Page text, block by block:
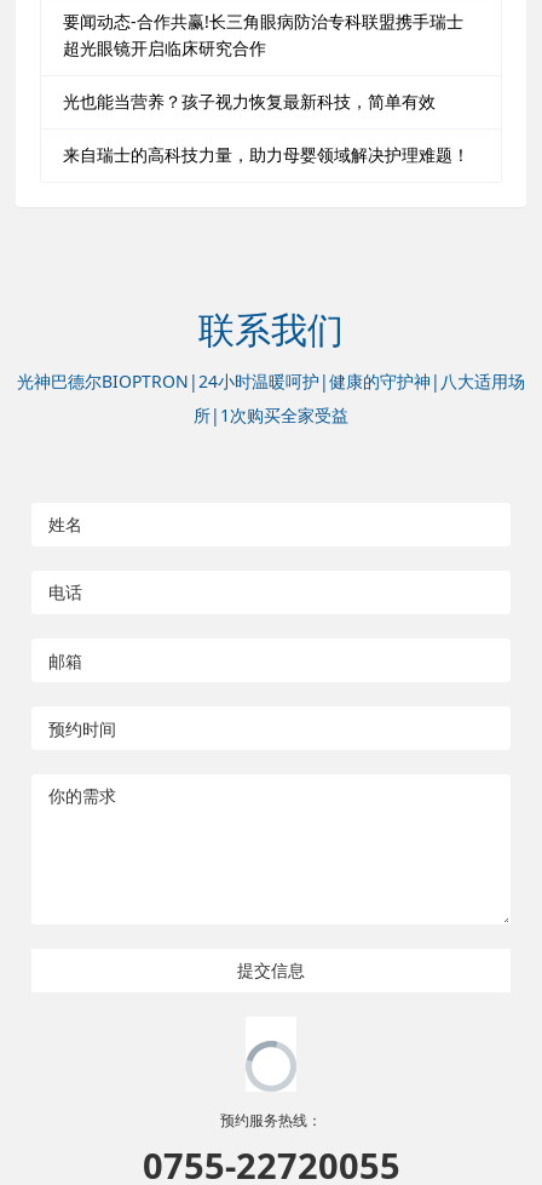
要闻动态-合作共赢!长三角眼病防治专科联盟携手瑞士
超光眼镜开启临床研究合作
光也能当营养？孩子视力恢复最新科技，简单有效
来自瑞士的高科技力量，助力母婴领域解决护理难题！
联系我们
光神巴德尔BIOPTRON|24小时温暖呵护|健康的守护神|八大适用场
所|1次购买全家受益
提交信息
预约服务热线：
0755-22720055
欢迎致电